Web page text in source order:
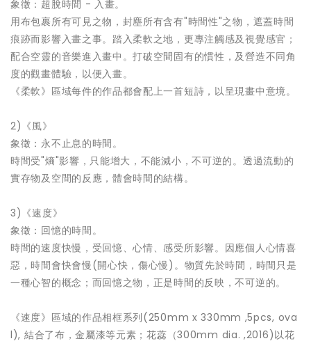
象徵：超脫時間 - 入畫。
用布包裹所有可見之物，封塵所有含有"時間性"之物，遮蓋時間
痕跡而影響入畫之事。踏入柔軟之地，更專注觸感及視覺感官；
配合空靈的音樂進入畫中。打破空間固有的慣性，及營造不同角
度的觀畫體驗，以便入畫。
《柔軟》區域每件的作品都會配上一首短詩，以呈現畫中意境。
2)《風》
象徵：永不止息的時間。
時間受"熵"影響，只能增大，不能減小，不可逆的。透過流動的
實存物及空間的反應，體會時間的結構。
3)《速度》
象徵：回憶的時間。
時間的速度快慢，受回憶、心情、感受所影響。因應個人心情喜
惡，時間會快會慢(開心快，傷心慢)。物質先於時間，時間只是
一種心智的概念；而回憶之物，正是時間的反映，不可逆的。
《速度》區域的作品相框系列(250mm x 330mm ,5pcs, ova
l), 結合了布，金屬漆等元素；花蕊（300mm dia. ,2016)以花